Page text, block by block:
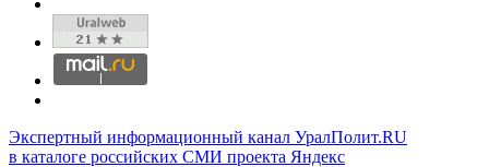
Экспертный информационный канал УралПолит.RU
в каталоге российских СМИ проекта Яндекс